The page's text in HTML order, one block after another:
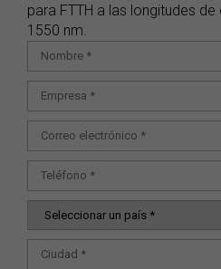
para FTTH a las longitudes
1550 nm.